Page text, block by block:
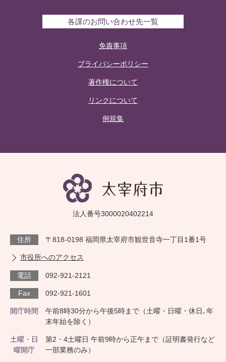
各課のお問い合わせ先一覧
免責事項
プライバシーポリシー
著作権について
リンクについて
例規集
法人番号3000020402214
住所 〒818-0198 福岡県太宰府市観世音寺一丁目1番1号
市役所へのアクセス
電話 092-921-2121
Fax 092-921-1601
開庁時間
午前8時30分から午後5時まで（土曜・日曜・休日､年
末年始を除く）
土曜・日
曜開庁
第2・4土曜日 午前9時から正午まで（証明書発行など
一部業務のみ）